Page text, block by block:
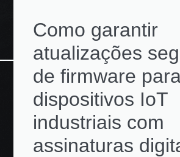
Como garantir
atualizações
de firmware
dispositivos IoT
industriais com
assinaturas